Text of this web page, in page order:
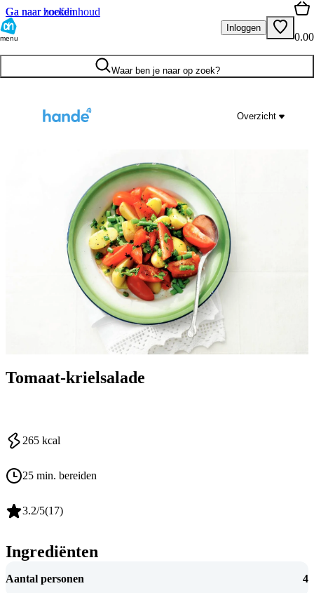
Ga naar hoofdinhoud
Ga naar zoeken
menu
Inloggen
0.00
Waar ben je naar op zoek?
Overzicht
Tomaat-krielsalade
265 kcal
25 min. bereiden
3.2/5(17)
Ingrediënten
Aantal personen 4